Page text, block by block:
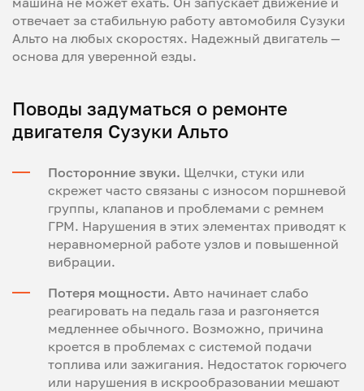
отвечает за стабильную работу автомобиля Сузуки
Альто на любых скоростях. Надежный двигатель —
основа для уверенной езды.
Поводы задуматься о ремонте
двигателя Сузуки Альто
Посторонние звуки. Щелчки, стуки или
скрежет часто связаны с износом поршневой
группы, клапанов и проблемами с ремнем
ГРМ. Нарушения в этих элементах приводят к
неравномерной работе узлов и повышенной
вибрации.
Потеря мощности. Авто начинает слабо
реагировать на педаль газа и разгоняется
медленнее обычного. Возможно, причина
кроется в проблемах с системой подачи
топлива или зажигания. Недостаток горючего
или нарушения в искрообразовании мешают